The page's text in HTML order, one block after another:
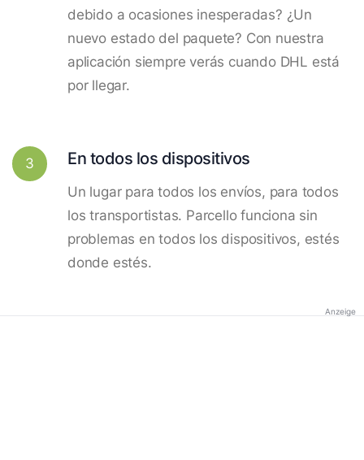
debido a ocasiones inesperadas? ¿Un
nuevo estado del paquete? Con nuestra
aplicación siempre verás cuando DHL está
por llegar.
3 En todos los dispositivos
Un lugar para todos los envíos, para todos
los transportistas. Parcello funciona sin
problemas en todos los dispositivos, estés
donde estés.
Anzeige